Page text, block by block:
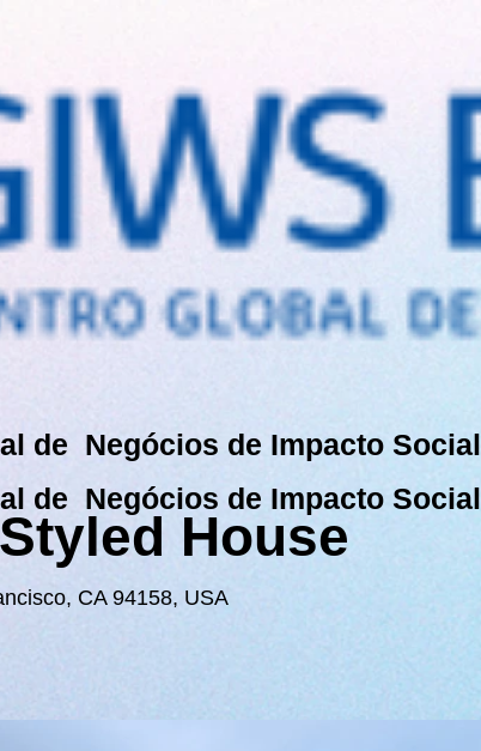
House
CA 94158, USA
de Negócios de Impacto Social
de Negócios de Impacto Social